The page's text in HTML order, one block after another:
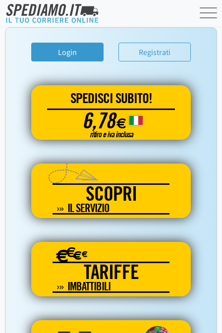
Login Registrati
SPEDISCI SUBITO!
6,78€
ritiro e iva inclusa
SCOPRI
IL SERVIZIO
€€€€
TARIFFE
IMBATTIBILI